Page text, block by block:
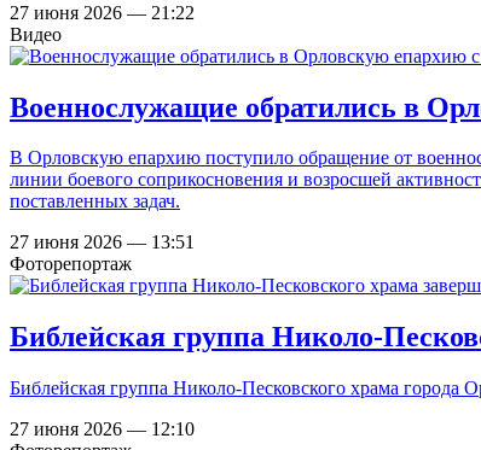
27 июня 2026 — 21:22
Видео
Военнослужащие обратились в
В Орловскую епархию поступило обращение от
линии боевого соприкосновения и возросшей
поставленных задач.
27 июня 2026 — 13:51
Фоторепортаж
Библейская группа Николо-
Библейская группа Николо-Песковского храма города
27 июня 2026 — 12:10